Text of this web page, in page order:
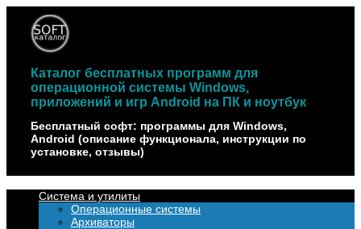
Наверх
Каталог бесплатных программ для
операционной системы Windows,
приложений и игр Android на ПК и ноутбук
Бесплатный софт: программы для Windows,
Android (описание функционала, инструкции по
установке, отзывы)
Система и утилиты
Операционные системы
Архиваторы